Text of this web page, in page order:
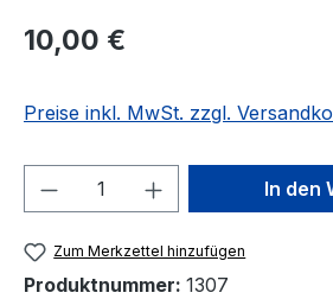
Regulärer Preis:
10,00 €
Preise inkl. MwSt. zzgl.
Produkt Anzahl: GibIn den
Zum Merkzettel hinzufügen
Produktnummer: 1307